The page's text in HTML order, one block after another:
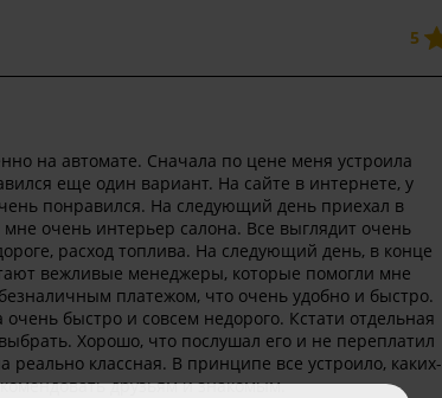
5
на автомате. Сначала по цене меня устроила
еще один вариант. На сайте в интернете, у
понравился. На следующий день приехал в
очень интерьер салона. Все выглядит очень
расход топлива. На следующий день, в конце
вежливые менеджеры, которые помогли мне
платежом, что очень удобно и быстро.
быстро и совсем недорого. Кстати отдельная
Хорошо, что послушал его и не переплатил
классная. В принципе все устроило, каких-
друзьям и знакомым.